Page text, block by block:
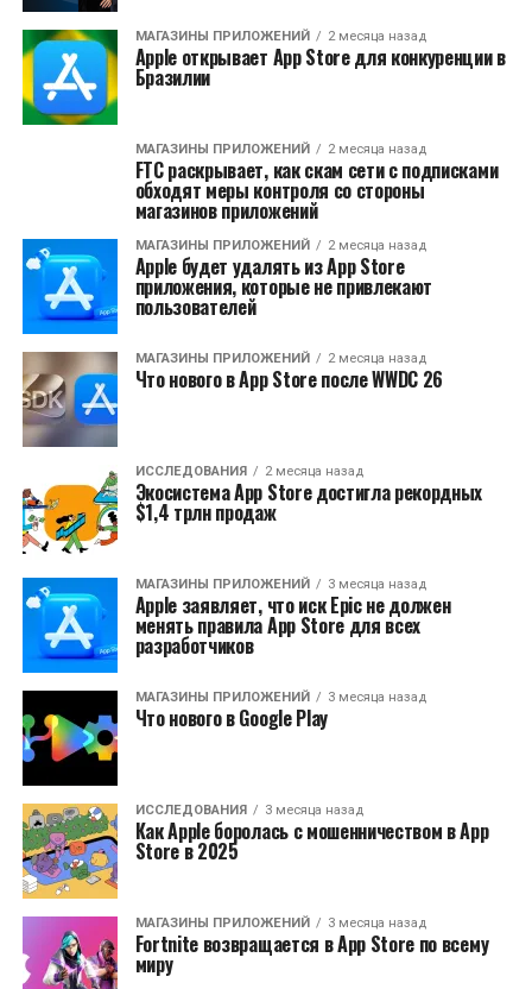
МАГАЗИНЫ ПРИЛОЖЕНИЙ 2 месяца назад
Apple открывает App Store для конкуренции в
Бразилии
МАГАЗИНЫ ПРИЛОЖЕНИЙ 2 месяца назад
FTC раскрывает, как скам сети с подписками
обходят меры контроля со стороны
магазинов приложений
МАГАЗИНЫ ПРИЛОЖЕНИЙ 2 месяца назад
Apple будет удалять из App Store
приложения, которые не привлекают
пользователей
МАГАЗИНЫ ПРИЛОЖЕНИЙ 2 месяца назад
Что нового в App Store после WWDC 26
ИССЛЕДОВАНИЯ 2 месяца назад
Экосистема App Store достигла рекордных
$1,4 трлн продаж
МАГАЗИНЫ ПРИЛОЖЕНИЙ 3 месяца назад
Apple заявляет, что иск Epic не должен
менять правила App Store для всех
разработчиков
МАГАЗИНЫ ПРИЛОЖЕНИЙ 3 месяца назад
Что нового в Google Play
ИССЛЕДОВАНИЯ 3 месяца назад
Как Apple боролась с мошенничеством в App
Store в 2025
МАГАЗИНЫ ПРИЛОЖЕНИЙ 3 месяца назад
Fortnite возвращается в App Store по всему
миру